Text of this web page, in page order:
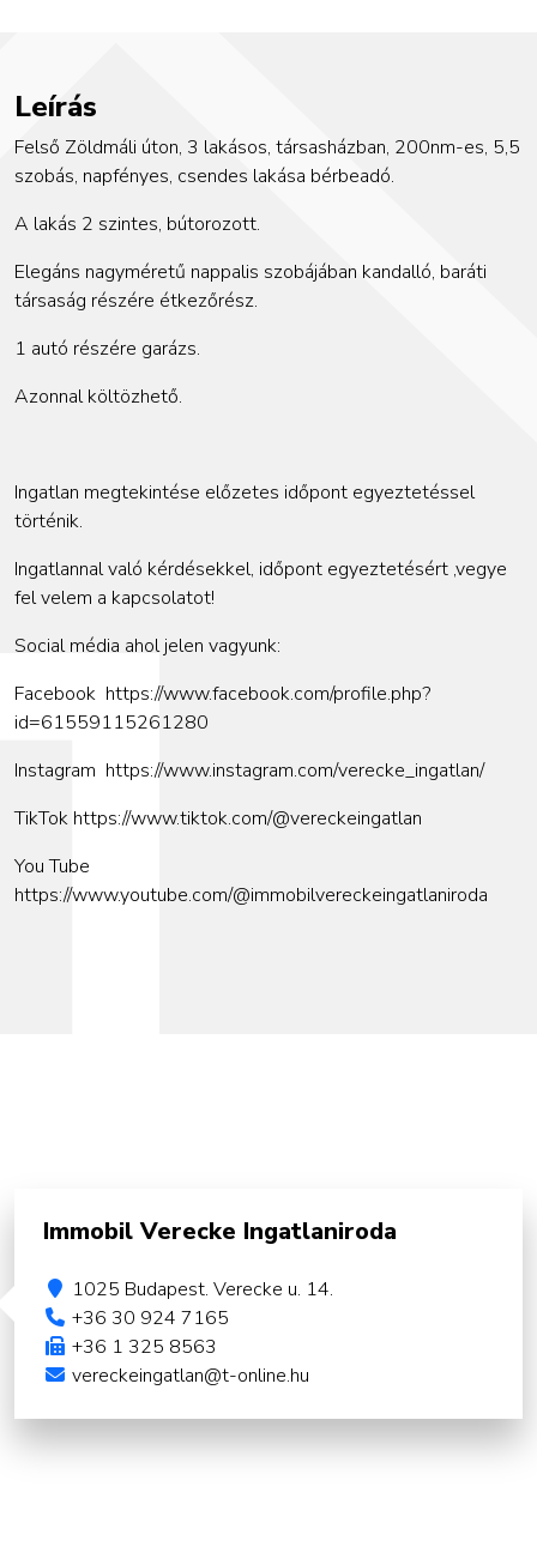
Leírás
Felső Zöldmáli úton, 3 lakásos, társasházban, 200nm-es, 5,5
szobás, napfényes, csendes lakása bérbeadó.
A lakás 2 szintes, bútorozott.
Elegáns nagyméretű nappalis szobájában kandalló, baráti
társaság részére étkezőrész.
1 autó részére garázs.
Azonnal költözhető.
Ingatlan megtekintése előzetes időpont egyeztetéssel
történik.
Ingatlannal való kérdésekkel, időpont egyeztetésért ,vegye
fel velem a kapcsolatot!
Social média ahol jelen vagyunk:
Facebook https://www.facebook.com/profile.php?
id=61559115261280
Instagram https://www.instagram.com/verecke_ingatlan/
TikTok https://www.tiktok.com/@vereckeingatlan
You Tube
https://www.youtube.com/@immobilvereckeingatlaniroda
Immobil Verecke Ingatlaniroda
1025 Budapest. Verecke u. 14.
+36 30 924 7165
+36 1 325 8563
vereckeingatlan@t-online.hu